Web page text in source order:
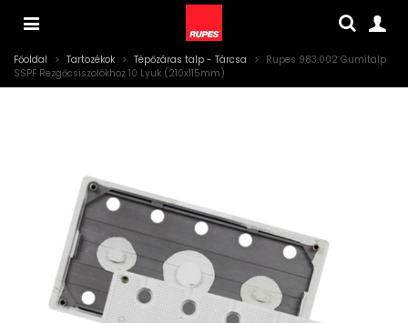
Főoldal > Tartozékok > Tépőzáras talp - Tárcsa > Rupes 983.002 Gumitalp
SSPF Rezgőcsiszolókhoz 10 Lyuk (210x115mm)